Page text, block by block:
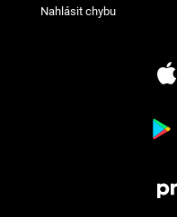
Nahlásit chybu